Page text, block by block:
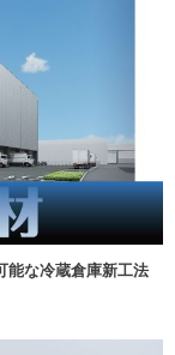
能な冷蔵倉庫新工法